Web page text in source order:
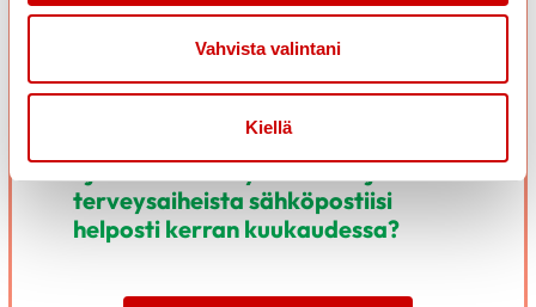
Vahvista valintani
Kiellä
Haluaisitko lisää vinkkejä ja tietoa
ajankohtaista hyvinvointi- ja
terveysaiheista sähköpostiisi
helposti kerran kuukaudessa?